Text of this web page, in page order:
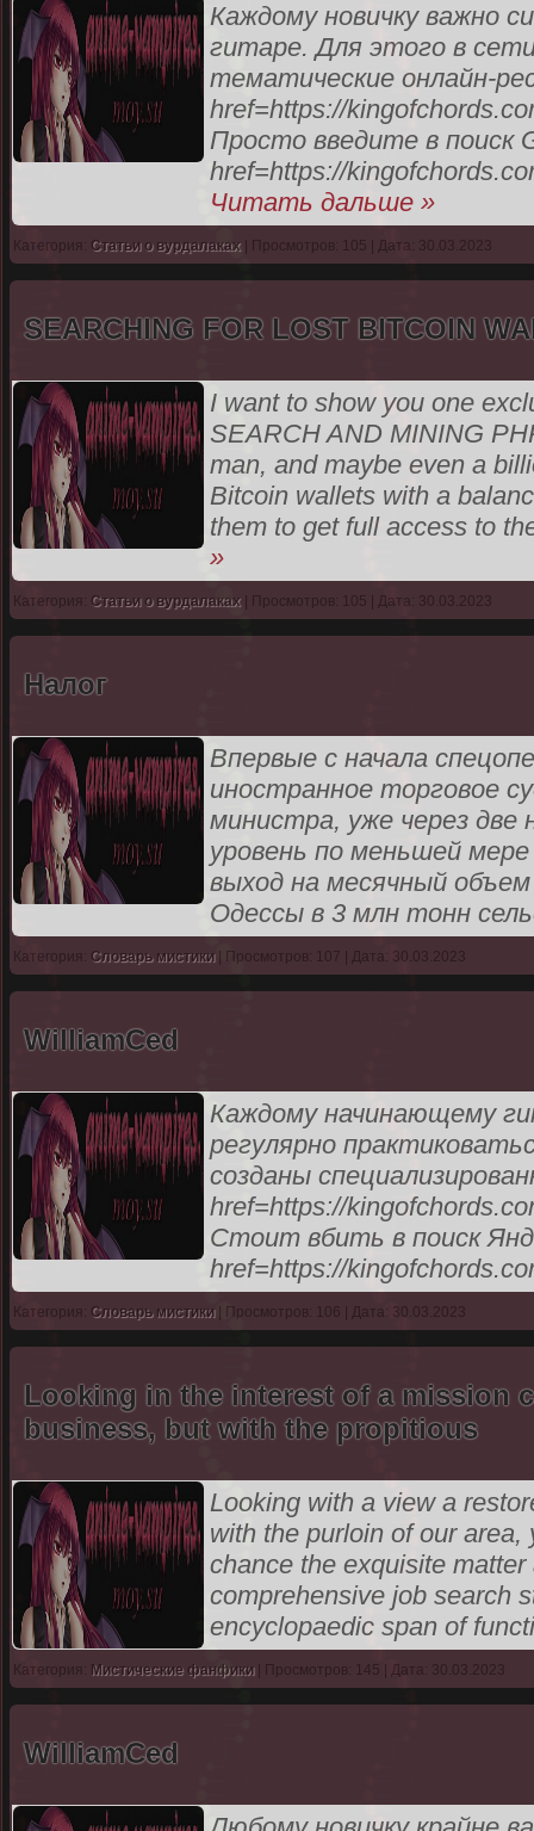
Каждому новичку важно
гитаре. Для этого в
тематические онлайн-
href=https://
Просто введите в поиск
href=https://
Читать дальше »
Категория: Статьи о вурдалаках | Просмотров: 105 | Дата: 30.03.2023
SEARCHING FOR LOST BITCOIN
I want to show you one
SEARCH AND MINING
man, and maybe even a
Bitcoin wallets with a
them to get full access to
»
Категория: Статьи о вурдалаках | Просмотров: 105 | Дата: 30.03.2023
Налог
Впервые с начала
иностранное торговое
министра, уже через две
уровень по меньшей
выход на месячный
Одессы в 3 млн тонн
Категория: Словарь мистики| Просмотров: 107 | Дата: 30.03.2023
WilliamCed
Каждому начинающему
регулярно
созданы
href=https://
Стоит вбить в поиск
href=https://
Категория: Словарь мистики| Просмотров: 106 | Дата: 30.03.2023
Looking in the interest of a mission
business, but with the propitious
Looking with a view a
with the purloin of our
chance the exquisite
comprehensive job search
encyclopaedic span of
Категория: Мистические фанфики| Просмотров: 145 | Дата: 30.03.2023
WilliamCed